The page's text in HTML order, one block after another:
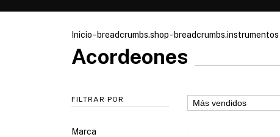
Inicio- breadcrumbs.shop- breadcrumbs.instrumentos
Acordeones
FILTRAR POR
Marca